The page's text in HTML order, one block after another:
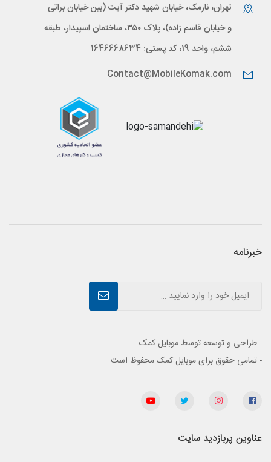
تهران، نارمک، خیابان شهید دکتر آیت (بین خیابان براتی
و خیابان قاسم زاده)، پلاک ۳۵۰، ساختمان اسپیدار، طبقه
ششم، واحد 19، کد پستی: 1646668634
Contact@MobileKomak.com
خبرنامه
- طراحی و توسعه توسط موبایل کمک
- تمامی حقوق برای موبایل کمک محفوظ است
عناوین پربازدید سایت